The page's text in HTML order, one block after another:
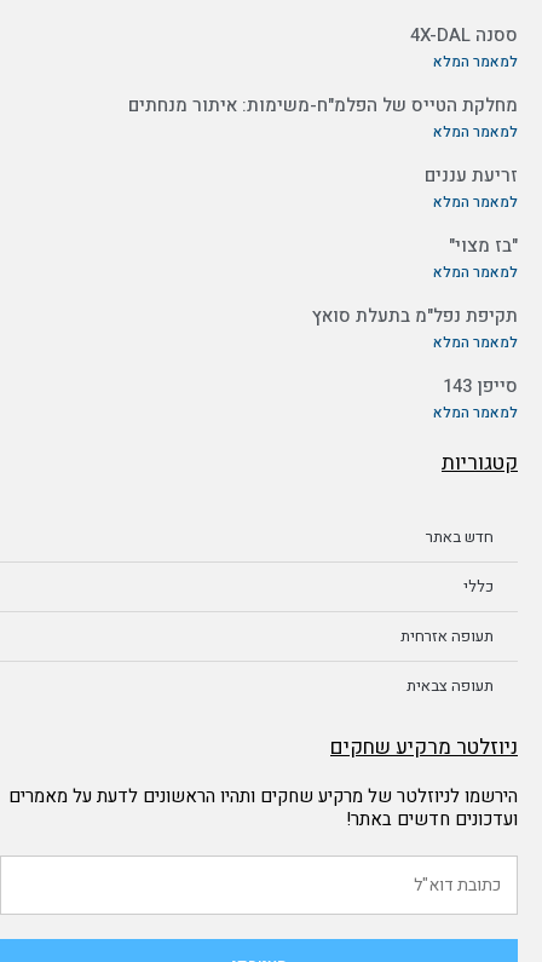
ססנה 4X-DAL
למאמר המלא
מחלקת הטייס של הפלמ"ח-משימות: איתור מנחתים
למאמר המלא
זריעת עננים
למאמר המלא
"בז מצוי"
למאמר המלא
תקיפת נפל"מ בתעלת סואץ
למאמר המלא
סייפן 143
למאמר המלא
קטגוריות
חדש באתר
כללי
תעופה אזרחית
תעופה צבאית
ניוזלטר מרקיע שחקים
הירשמו לניוזלטר של מרקיע שחקים ותהיו הראשונים לדעת על מאמרים
ועדכונים חדשים באתר!